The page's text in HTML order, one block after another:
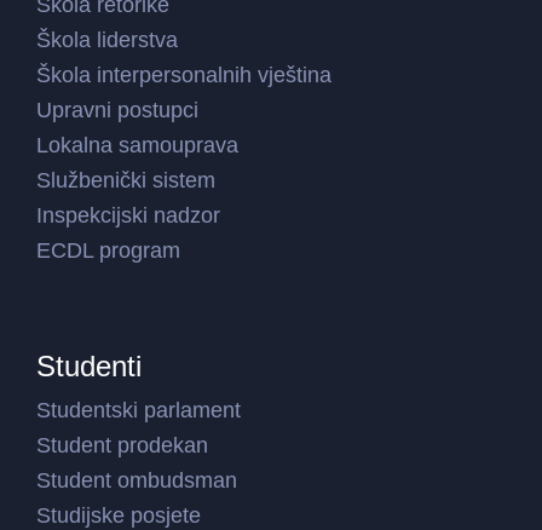
Škola retorike
Škola liderstva
Škola interpersonalnih vještina
Upravni postupci
Lokalna samouprava
Službenički sistem
Inspekcijski nadzor
ECDL program
Studenti
Studentski parlament
Student prodekan
Student ombudsman
Studijske posjete